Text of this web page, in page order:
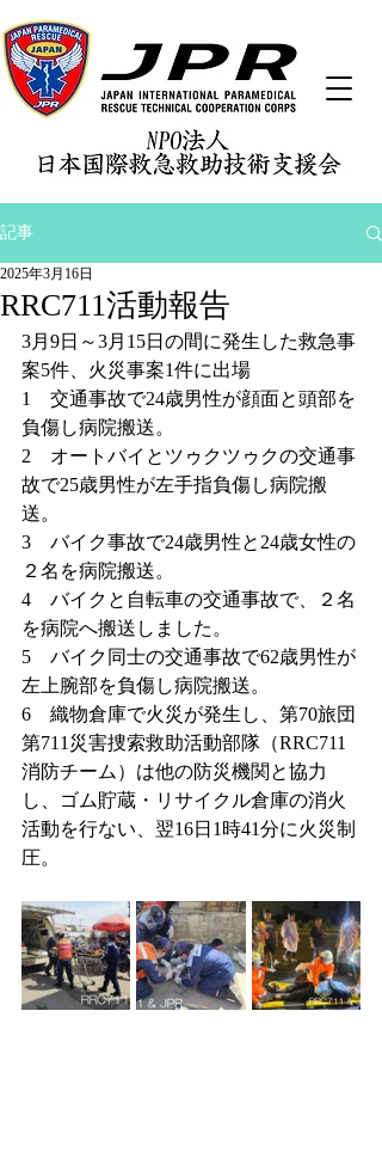
記事
RRC711活動報告
2025年3月16日
3月9日～3月15日の間に発生した救急事
案5件、火災事案1件に出場
1　交通事故で24歳男性が顔面と頭部を
負傷し病院搬送。
2　オートバイとツゥクツゥクの交通事
故で25歳男性が左手指負傷し病院搬
送。
3　バイク事故で24歳男性と24歳女性の
２名を病院搬送。
4　バイクと自転車の交通事故で、２名
を病院へ搬送しました。
5　バイク同士の交通事故で62歳男性が
左上腕部を負傷し病院搬送。
6　織物倉庫で火災が発生し、第70旅団
第711災害捜索救助活動部隊（RRC711
消防チーム）は他の防災機関と協力
し、ゴム貯蔵・リサイクル倉庫の消火
活動を行ない、翌16日1時41分に火災制
圧。